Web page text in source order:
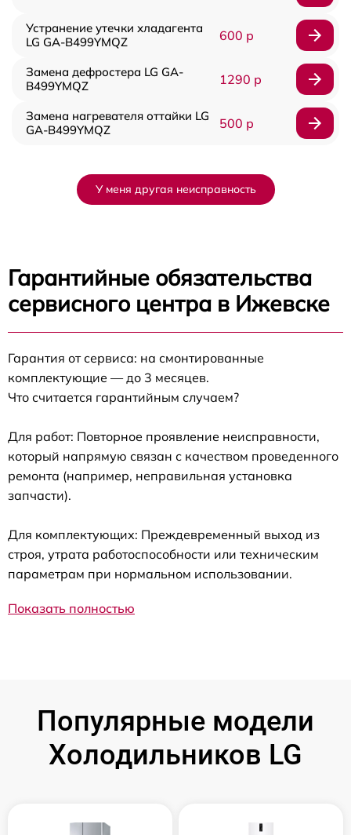
Устранение утечки хладагента
LG GA-B499YMQZ
600 р
Замена дефростера LG GA-
B499YMQZ
1290 р
Замена нагревателя оттайки LG
GA-B499YMQZ
500 р
У меня другая неисправность
Гарантийные обязательства
сервисного центра в Ижевске
Гарантия от сервиса: на смонтированные
комплектующие — до 3 месяцев.
Что считается гарантийным случаем?
Для работ: Повторное проявление неисправности,
который напрямую связан с качеством проведенного
ремонта (например, неправильная установка
запчасти).
Для комплектующих: Преждевременный выход из
строя, утрата работоспособности или техническим
параметрам при нормальном использовании.
Показать полностью
Популярные модели
Холодильников LG